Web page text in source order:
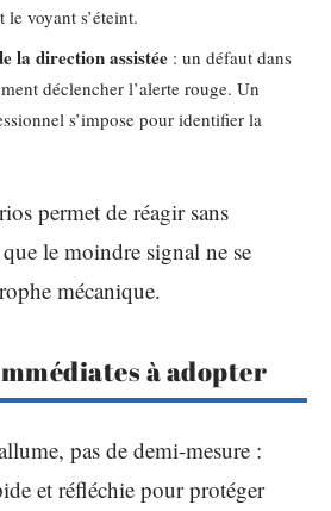
voyant s’éteint.
la direction assistée : un défaut dans
déclencher l’alerte rouge. Un
s’impose pour identifier la
permet de réagir sans
le moindre signal ne se
mécanique.
à adopter
pas de demi-mesure :
et réfléchie pour protéger